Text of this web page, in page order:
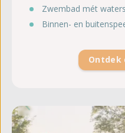
Zwembad mét
Binnen- en
Ontdek